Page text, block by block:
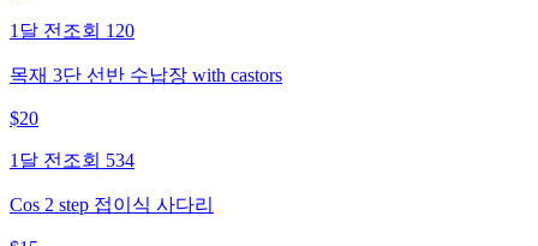
1달 전 조회 120
목재 3단 선반 수납장 with castors
$20
1달 전 조회 534
Cos 2 step 접이식 사다리